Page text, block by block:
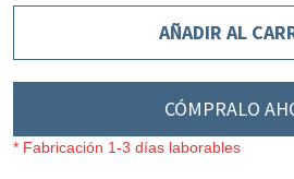
AÑADIR AL
CÓMPRALO
* Fabricación 1-3 días laborables